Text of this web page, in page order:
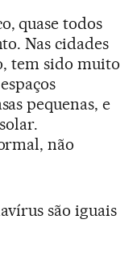
quase todos
Nas cidades
tem sido muito
pequenas, e
não
são iguais